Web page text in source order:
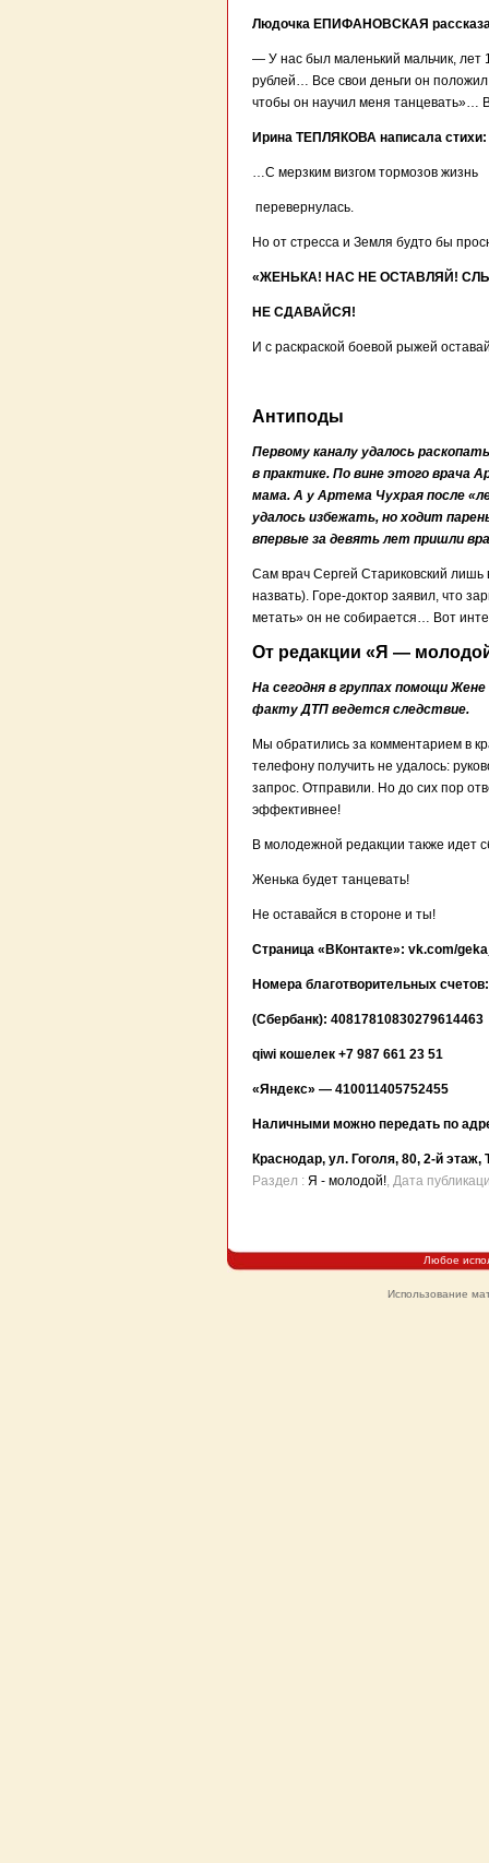
Людочка ЕПИФАНОВСКАЯ
— У нас был маленький мальчик, лет
рублей… Все свои деньги он
чтобы он научил меня танцевать»…
Ирина ТЕПЛЯКОВА написала стихи:
…С мерзким визгом тормозов жизнь
перевернулась.
Но от стресса и Земля будто бы
«ЖЕНЬКА! НАС НЕ ОСТАВЛЯЙ!
НЕ СДАВАЙСЯ!
И с раскраской боевой рыжей
Антиподы
Первому каналу удалось
в практике. По вине этого врача
мама. А у Артема Чухрая после
удалось избежать, но ходит
впервые за девять лет пришли
Сам врач Сергей Стариковский
назвать). Горе-доктор заявил, что
метать» он не собирается… Вот
От редакции «Я —
На сегодня в группах помощи
факту ДТП ведется следствие.
Мы обратились за комментарием в
телефону получить не удалось:
запрос. Отправили. Но до сих пор
эффективнее!
В молодежной редакции также идет
Женька будет танцевать!
Не оставайся в стороне и ты!
Страница «ВКонтакте»: vk.com/
Номера благотворительных счетов:
(Сбербанк): 40817810830279614463
qiwi кошелек +7 987 661 23 51
«Яндекс» — 410011405752455
Наличными можно передать по
Краснодар, ул. Гоголя, 80, 2-й этаж,
Раздел : Я - молодой!, Дата
Любое
Использование